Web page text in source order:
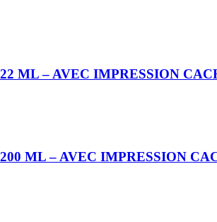
ML – AVEC IMPRESSION
ML – AVEC IMPRESSION